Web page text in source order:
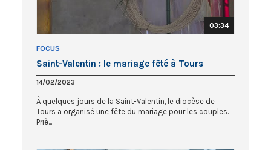
03:34
FOCUS
Saint-Valentin : le mariage fêté à Tours
14/02/2023
À quelques jours de la Saint-Valentin, le diocèse de
Tours a organisé une fête du mariage pour les couples.
Priè...